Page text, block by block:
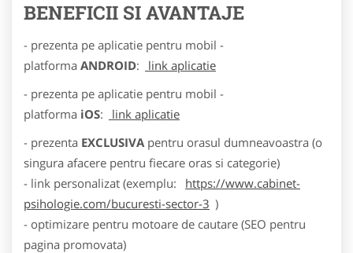
BENEFICII SI AVANTAJE
- prezenta pe aplicatie pentru mobil -
platforma ANDROID:
link aplicatie
- prezenta pe aplicatie pentru mobil -
platforma iOS:
link aplicatie
- prezenta EXCLUSIVA pentru orasul dumneavoastra (o
singura afacere pentru fiecare oras si categorie)
- link personalizat (exemplu:
https://www.cabinet-
psihologie.com/bucuresti-sector-3 )
- optimizare pentru motoare de cautare (SEO pentru
pagina promovata)